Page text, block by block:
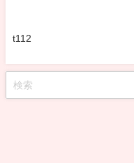
t112